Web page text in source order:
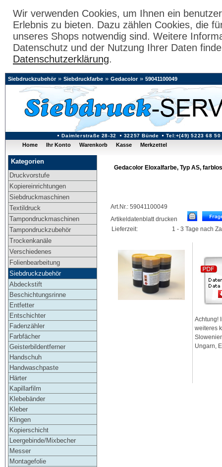
Wir verwenden Cookies, um Ihnen ein
Erlebnis zu bieten. Dazu zählen Cookies, die
unseres Shops notwendig sind. Weitere
Datenschutz und der Nutzung Ihrer Daten
Datenschutzerklärung.
Daimlerstraße 28-32 32257 Bünde Tel:+(49) 5223 68 50
Siebdruckzubehör» Siebdruckfarbe » Gedacolor» 59041100049
Home Ihr Konto Warenkorb Kasse Merkzettel
Kategorien
Druckvorstufe
Kopiereinrichtungen
Siebdruckmaschinen
Textildruck
Tampondruckmaschinen
Tampondruckzubehör
Trockenkanäle
Verschiedenes
Folienbearbeitung
Siebdruckzubehör
Abdeckstift
Beschichtungsrinne
Entfetter
Entschichter
Fadenzähler
Farbfächer
Geisterbildentferner
Handschuh
Handwaschpaste
Härter
Kapillarfilm
Klebebänder
Kleber
Klingen
Kopierschicht
Leergebinde/Mixbecher
Messer
Montagefolie
Gedacolor Eloxalfarbe, Typ AS,
Art.Nr.: 59041100049
Artikeldatenblatt drucken
Lieferzeit:
1 - 3 Tage nach
Achtung!
weiteres
Ungarn,